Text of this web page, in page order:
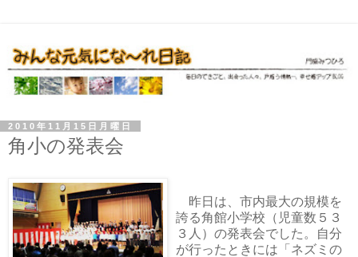
2010年11月15日月曜日
角小の発表会
昨日は、市内最大の規模を
誇る角館小学校（児童数５３
３人）の発表会でした。自分
が行ったときには「ネズミの